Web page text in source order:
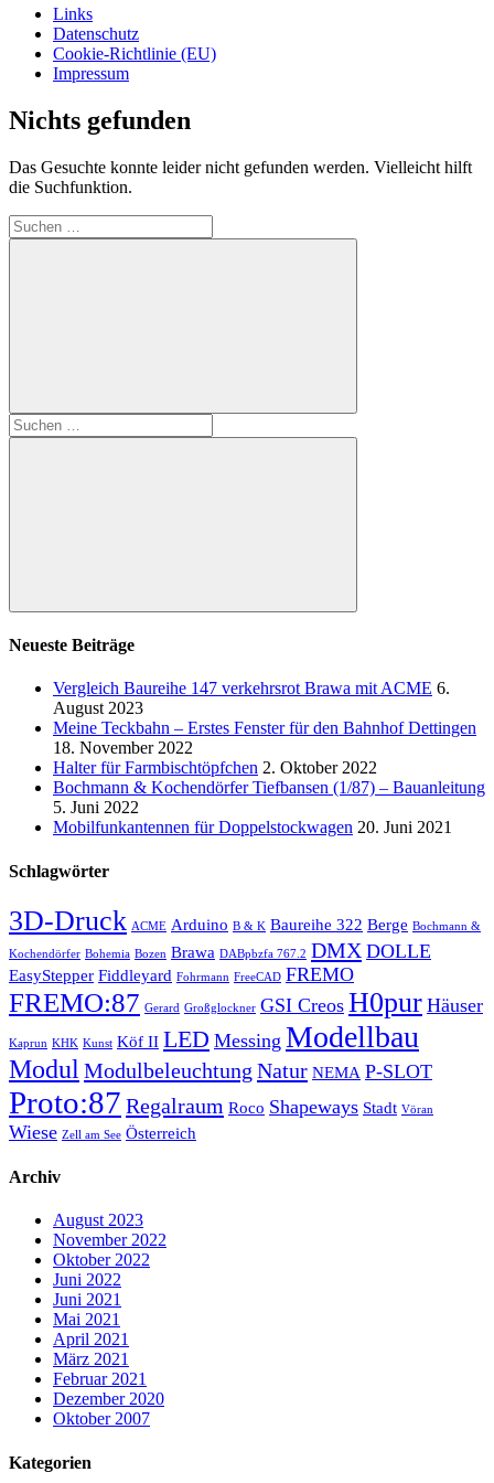
Links
Datenschutz
Cookie-Richtlinie (EU)
Impressum
Nichts gefunden
Das Gesuchte konnte leider nicht gefunden werden. Vielleicht hilft
die Suchfunktion.
Suchen
nach:
Suchen
Suchen
nach:
Suchen
Neueste Beiträge
Vergleich Baureihe 147 verkehrsrot Brawa mit ACME 6.
August 2023
Meine Teckbahn – Erstes Fenster für den Bahnhof Dettingen
18. November 2022
Halter für Farmbischtöpfchen 2. Oktober 2022
Bochmann & Kochendörfer Tiefbansen (1/87) – Bauanleitung
5. Juni 2022
Mobilfunkantennen für Doppelstockwagen 20. Juni 2021
Schlagwörter
3D-Druck ACME Arduino B & K Baureihe 322 Berge Bochmann &
Kochendörfer Bohemia Bozen Brawa DABpbzfa 767.2 DMX DOLLE
EasyStepper Fiddleyard Fohrmann FreeCAD FREMO
FREMO:87 Gerard Großglockner GSI Creos H0pur Häuser
Kaprun KHK Kunst Köf II LED Messing Modellbau
Modul Modulbeleuchtung Natur NEMA P-SLOT
Proto:87 Regalraum Roco Shapeways Stadt Vöran
Wiese Zell am See Österreich
Archiv
August 2023
November 2022
Oktober 2022
Juni 2022
Juni 2021
Mai 2021
April 2021
März 2021
Februar 2021
Dezember 2020
Oktober 2007
Kategorien